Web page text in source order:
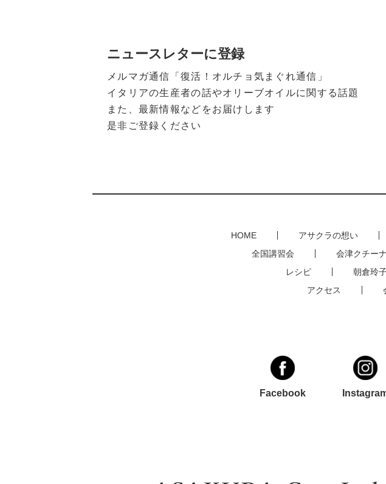
ニュースレターに登録
メルマガ通信「復活！オルチョ気まぐれ通信」
イタリアの生産者の話やオリーブオイルに関する話題
また、最新情報などをお届けします
是非ご登録ください
HOME アサクラの想い
全国講習会
会津クチー
レシピ
朝倉玲
アクセス
Facebook